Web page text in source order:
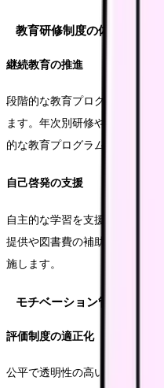
教育研修制度の体系化
継続教育の推進
段階的な教育プログラムを整
ます。年次別研修や専門分野
的な教育プログラムを展開しま
自己啓発の支援
自主的な学習を支援する制度
提供や図書費の補助、資格取
施します。
モチベーション管理
評価制度の適正化
公平で透明性の高い評価制度